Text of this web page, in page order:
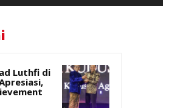
Luthfi di